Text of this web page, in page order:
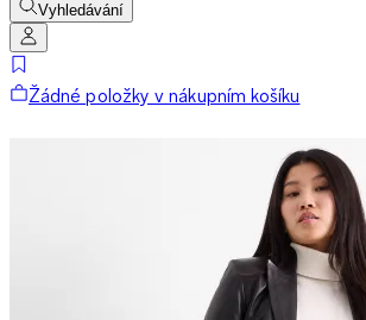
Vyhledávání
Žádné položky v nákupním košíku